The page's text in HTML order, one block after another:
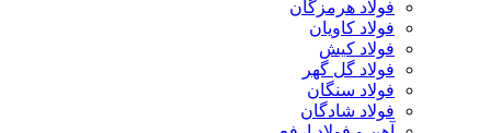
فولاد هرمزگان
فولاد کاویان
فولاد کیش
فولاد گل گهر
فولاد سنگان
فولاد شادگان